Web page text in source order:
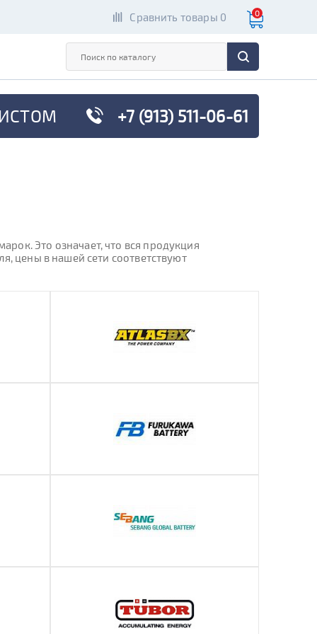
Сравнить товары 0 0
+7 (913) 511-06-61
Это означает, что вся продукция
цены в нашей сети соответствуют